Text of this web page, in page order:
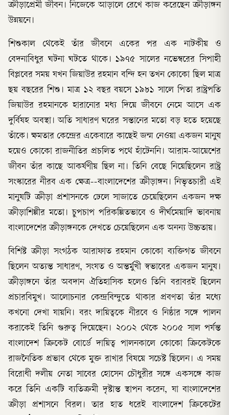
ক্রীড়াপ্রেমী জীবন। নিজেকে আড়ালে রেখে কাজ করেছেন ক্রীড়াঙ্গন
উন্নয়নে।
শিশুকাল থেকেই তাঁর জীবনে একের পর এক নাটকীয় ও
বেদনাবিধুর ঘটনা ঘটতে থাকে। ১৯৭৫ সালের নভেম্বরের সিপাহী
বিপ্লবের সময় যখন জিয়াউর রহমান বন্দি হন তখন কোকো ছিল মাত্র
ছয় বছরের শিশু। মাত্র ১২ বছর বয়সে ১৯৮১ সালে পিতা রাষ্ট্রপতি
জিয়াউর রহমানকে হারানোর মধ্য দিয়ে জীবনে নেমে আসে এক
দুর্বিষহ অবস্থা। অতি সাধারণ ঘরের সন্তানের মতো বড় হতে হয়েছে
তাঁকে। ক্ষমতার কেন্দ্রের একেবারে কাছেই জন্ম নেওয়া একজন মানুষ
হয়েও কোকো রাজনীতির প্রচলিত পথে হাঁটেননি। আরাম-আয়েশের
জীবন তাঁর কাছে আকর্ষণীয় ছিল না। তিনি বেছে নিয়েছিলেন রাষ্ট্র
সংস্কারের নীরব এক ক্ষেত্র--বাংলাদেশের ক্রীড়াঙ্গন। নিভৃতচারী এই
মানুষটি ক্রীড়া প্রশাসনকে ঢেলে সাজাতে চেয়েছিলেন একজন দক্ষ
ক্রীড়াশিল্পীর মতো। চুপচাপ পরিকল্পিতভাবে ও দীর্ঘমেয়াদি ভাবনায়
বাংলাদেশের ক্রীড়াঙ্গনকে দেখতে চেয়েছিলেন এক অনন্য উচ্চতায়।
বিশিষ্ট ক্রীড়া সংগঠক আরাফাত রহমান কোকো ব্যক্তিগত জীবনে
ছিলেন অত্যন্ত সাধারণ, সংযত ও অন্তর্মুখী স্বভাবের একজন মানুষ।
ক্রীড়াঙ্গনে তাঁর অবদান ঐতিহাসিক হলেও তিনি বরাবরই ছিলেন
প্রচারবিমুখ। আলোচনার কেন্দ্রবিন্দুতে থাকার প্রবণতা তাঁর মধ্যে
কখনো দেখা যায়নি। বরং দায়িত্বকে নীরবে ও নিষ্ঠার সঙ্গে পালন
করাকেই তিনি গুরুত্ব দিয়েছেন। ২০০২ থেকে ২০০৫ সাল পর্যন্ত
বাংলাদেশ ক্রিকেট বোর্ডে দায়িত্ব পালনকালে কোকো ক্রিকেটকে
রাজনৈতিক প্রভাব থেকে মুক্ত রাখার বিষয়ে সচেষ্ট ছিলেন। এ সময়
বিরোধী দলীয় নেতা সাবের হোসেন চৌধুরীর সঙ্গে একসঙ্গে কাজ
করে তিনি একটি ব্যতিক্রমী দৃষ্টান্ত স্থাপন করেন, যা বাংলাদেশের
ক্রীড়া প্রশাসনে বিরল। তার হাত ধরেই বাংলাদেশ ক্রিকেটের